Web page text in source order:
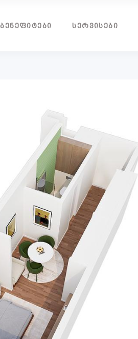
ᲑᲔᲜᲔᲤᲘᲢᲔᲑᲘ ᲡᲔᲠᲕᲘᲡᲔᲑᲘ